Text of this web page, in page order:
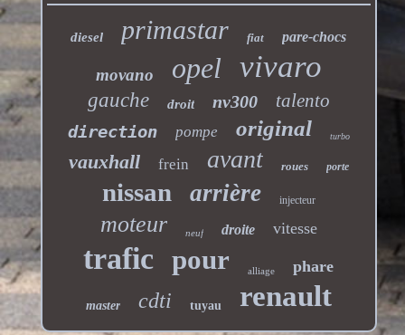
diesel primastar fiat pare-chocs
movano opel vivaro
gauche droit nv300 talento
direction pompe original turbo
vauxhall frein avant roues porte
nissan arrière injecteur
moteur neuf droite vitesse
trafic pour alliage phare
master cdti tuyau renault